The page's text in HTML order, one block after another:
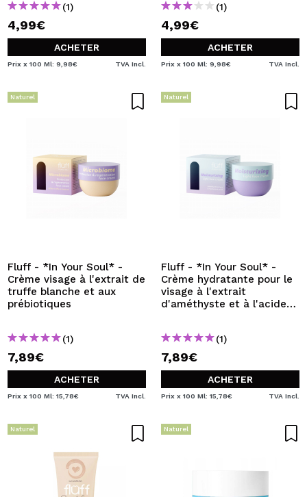
(1)
4,99€
ACHETER
Prix x 100 Ml: 9,98€ TVA Incl.
(1)
4,99€
ACHETER
Prix x 100 Ml: 9,98€ TVA Incl.
Naturel
Fluff - *In Your Soul* -
Crème visage à l'extrait de
truffe blanche et aux
prébiotiques
(1)
7,89€
ACHETER
Prix x 100 Ml: 15,78€ TVA Incl.
Naturel
Fluff - *In Your Soul* -
Crème hydratante pour le
visage à l'extrait
d'améthyste et à l'acide
(1)
7,89€
ACHETER
Prix x 100 Ml: 15,78€ TVA Incl.
Naturel Naturel